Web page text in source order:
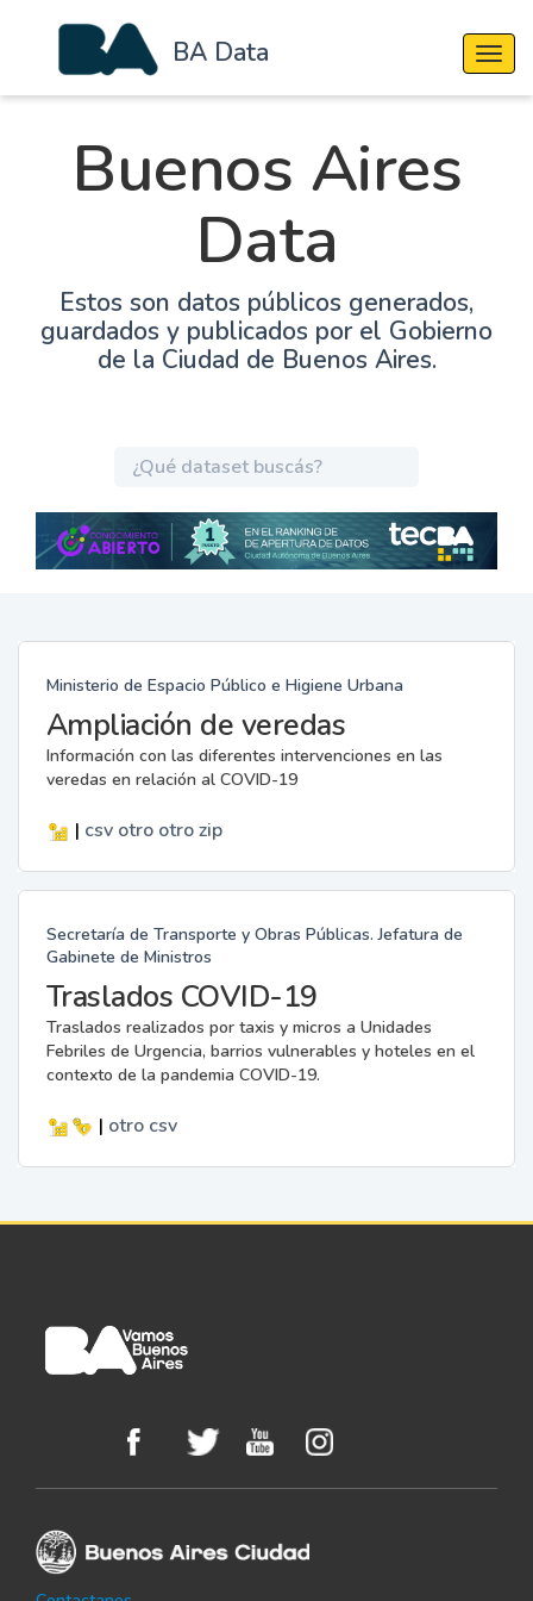
BA Data
Buenos Aires
Data
Estos son datos públicos generados,
guardados y publicados por el Gobierno
de la Ciudad de Buenos Aires.
Ministerio de Espacio Público e Higiene Urbana
Ampliación de veredas
Información con las diferentes intervenciones en las
veredas en relación al COVID-19
| csv otro otro zip
Secretaría de Transporte y Obras Públicas. Jefatura de
Gabinete de Ministros
Traslados COVID-19
Traslados realizados por taxis y micros a Unidades
Febriles de Urgencia, barrios vulnerables y hoteles en el
contexto de la pandemia COVID-19.
| otro csv